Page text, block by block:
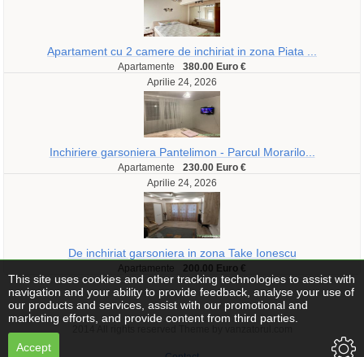
Apartament cu 2 camere de inchiriat in zona Piata ...
Apartamente
380.00 Euro €
Aprilie 24, 2026
Inchiriere garsoniera Pantelimon - Parcul Morarilo...
Apartamente
230.00 Euro €
Aprilie 24, 2026
De inchiriat garsoniera in zona Take Ionescu
Apartamente 200.00 Euro €
This site uses cookies and other tracking technologies to assist with
navigation and your ability to provide feedback, analyse your use of
our products and services, assist with our promotional and
marketing efforts, and provide content from third parties.
Accept